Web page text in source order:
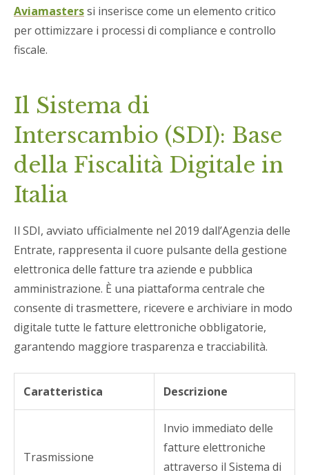
Aviamasterssi inserisce come un elemento critico
per ottimizzare i processi di compliance e controllo
fiscale.
Il Sistema di
Interscambio (SDI): Base
della Fiscalità Digitale in
Italia
Il SDI, avviato ufficialmente nel 2019 dall’Agenzia delle
Entrate, rappresenta il cuore pulsante della gestione
elettronica delle fatture tra aziende e pubblica
amministrazione. È una piattaforma centrale che
consente di trasmettere, ricevere e archiviare in modo
digitale tutte le fatture elettroniche obbligatorie,
garantendo maggiore trasparenza e tracciabilità.
Caratteristica Descrizione
Trasmissione
Invio immediato delle
fatture elettroniche
attraverso il Sistema di